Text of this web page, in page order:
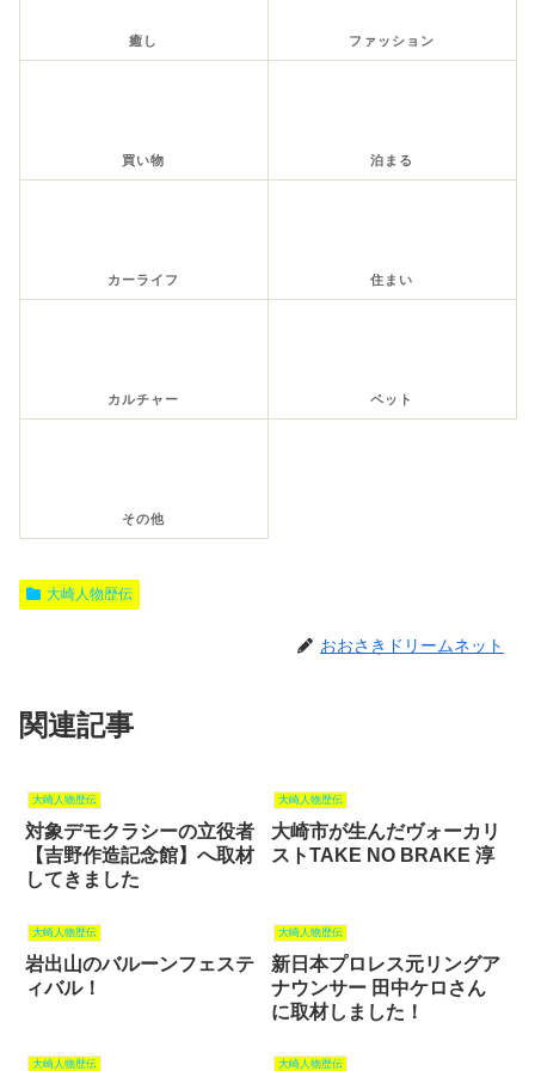
癒し ファッション
買い物 泊まる
カーライフ 住まい
カルチャー ペット
その他
大崎人物歴伝
おおさきドリームネット
関連記事
大崎人物歴伝
対象デモクラシーの立役者
【吉野作造記念館】へ取材
してきました
大崎人物歴伝
大崎市が生んだヴォーカリ
ストTAKE NO BRAKE 淳
大崎人物歴伝
岩出山のバルーンフェステ
ィバル！
大崎人物歴伝
新日本プロレス元リングア
ナウンサー 田中ケロさん
に取材しました！
大崎人物歴伝 大崎人物歴伝